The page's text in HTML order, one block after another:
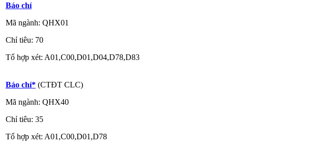
Báo chí
Mã ngành: QHX01
Chỉ tiêu: 70
Tổ hợp xét: A01,C00,D01,D04,D78,D83
Báo chí* (CTĐT CLC)
Mã ngành: QHX40
Chỉ tiêu: 35
Tổ hợp xét: A01,C00,D01,D78